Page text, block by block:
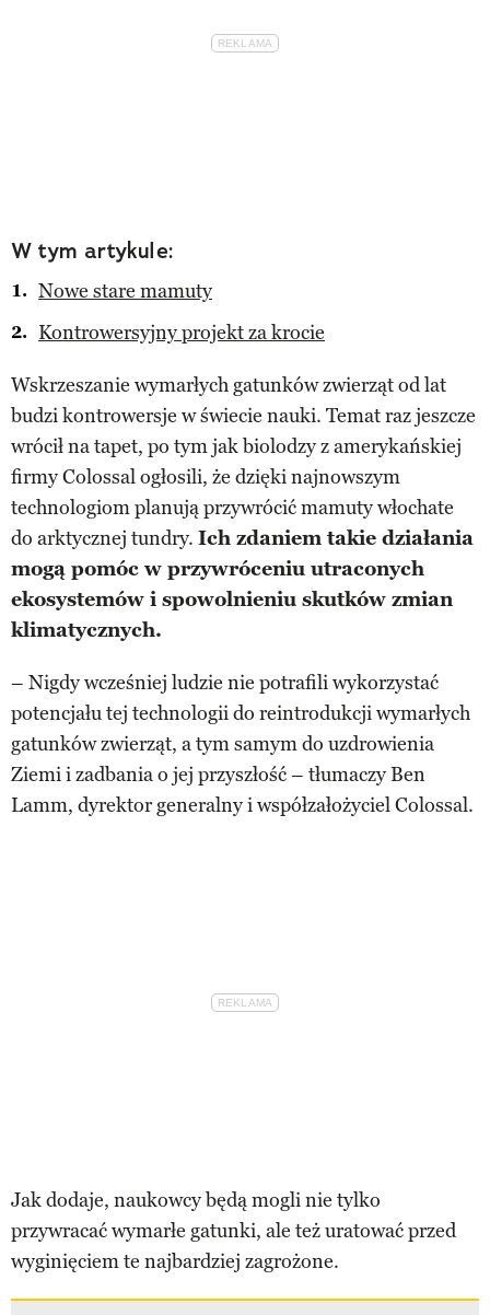
W tym artykule:
Nowe stare mamuty
Kontrowersyjny projekt za krocie
Wskrzeszanie wymarłych gatunków zwierząt od lat
budzi kontrowersje w świecie nauki. Temat raz jeszcze
wrócił na tapet, po tym jak biolodzy z amerykańskiej
firmy Colossal ogłosili, że dzięki najnowszym
technologiom planują przywrócić mamuty włochate
do arktycznej tundry. Ich zdaniem takie działania
mogą pomóc w przywróceniu utraconych
ekosystemów i spowolnieniu skutków zmian
klimatycznych.
– Nigdy wcześniej ludzie nie potrafili wykorzystać
potencjału tej technologii do reintrodukcji wymarłych
gatunków zwierząt, a tym samym do uzdrowienia
Ziemi i zadbania o jej przyszłość – tłumaczy Ben
Lamm, dyrektor generalny i współzałożyciel Colossal.
Jak dodaje, naukowcy będą mogli nie tylko
przywracać wymarłe gatunki, ale też uratować przed
wyginięciem te najbardziej zagrożone.